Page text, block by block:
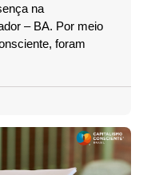
na
– BA. Por meio
foram